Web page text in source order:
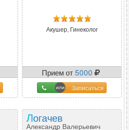
Акушер, Гинеколог
Прием от5000
Записаться
Логачев
Александр Валерьевич